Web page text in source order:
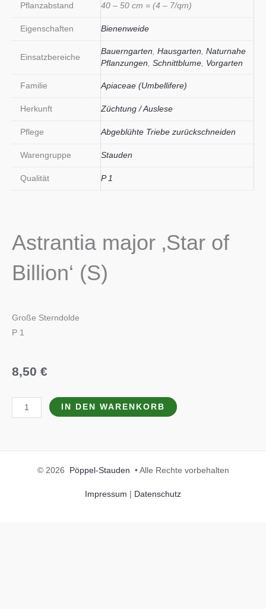
Pflanzabstand 40 – 50 cm = (4 – 7/qm)
Eigenschaften Bienenweide
Einsatzbereiche
Bauerngarten Hausgarten Naturnahe
Pflanzungen Schnittblume Vorgarten
Familie Apiaceae (Umbellifere)
Herkunft Züchtung / Auslese
Pflege Abgeblühte Triebe zurückschneiden
Warengruppe Stauden
Qualität P 1
Astrantia major ‚Star of
Billion‘ (S)
Große Sterndolde
P 1
8,50 €
Astrantia
major
IN DEN WARENKORB
© 2026 Pöppel-Stauden • Alle Rechte vorbehalten
Impressum | Datenschutz